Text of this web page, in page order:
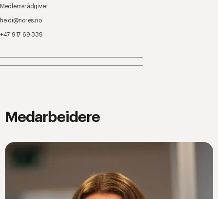
Medlemsrådgiver
heidi@nores.no
+47 917 69 339
Medarbeidere